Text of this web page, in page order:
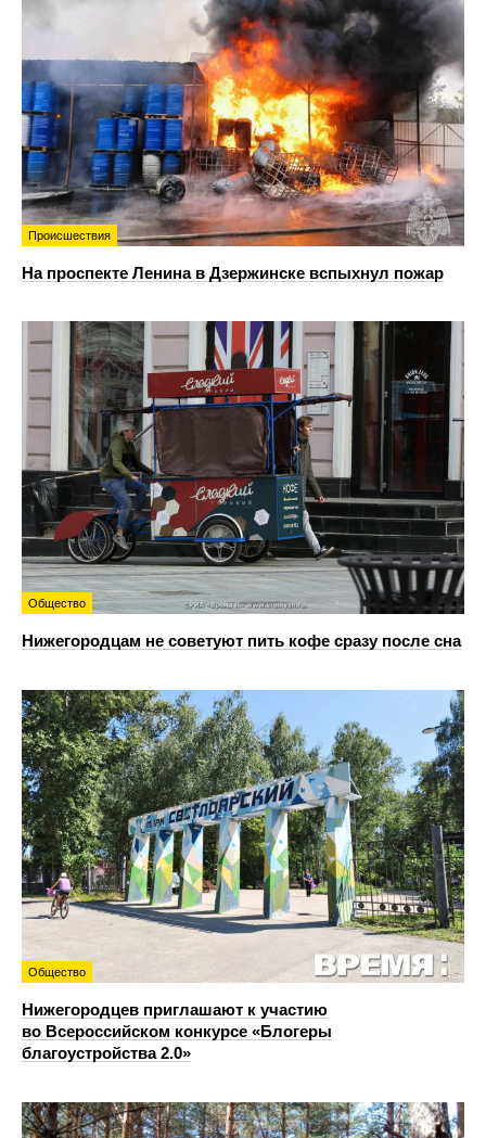
Происшествия
На проспекте Ленина в Дзержинске вспыхнул пожар
Общество
Нижегородцам не советуют пить кофе сразу после сна
Общество
Нижегородцев приглашают к участию
во Всероссийском конкурсе «Блогеры
благоустройства 2.0»